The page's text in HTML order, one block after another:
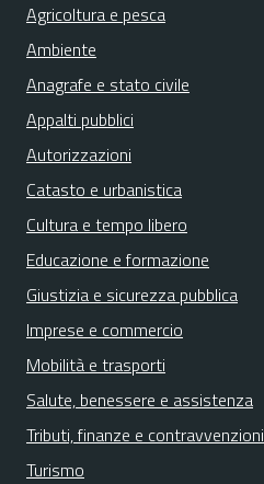
Agricoltura e pesca
Ambiente
Anagrafe e stato civile
Appalti pubblici
Autorizzazioni
Catasto e urbanistica
Cultura e tempo libero
Educazione e formazione
Giustizia e sicurezza pubblica
Imprese e commercio
Mobilità e trasporti
Salute, benessere e assistenza
Tributi, finanze e contravvenzioni
Turismo